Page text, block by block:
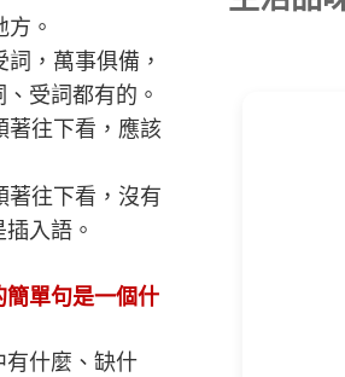
。
，萬事俱備，
受詞都有的。
著往下看，應該
著往下看，沒有
入語。
單句是一個什
有什麼、缺什